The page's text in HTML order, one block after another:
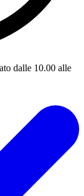
dalle 10.00 alle